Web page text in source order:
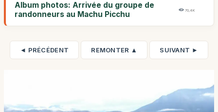
Album photos: Arrivée du groupe de
randonneurs au Machu Picchu
70,4K
◄ PRÉCÉDENT REMONTER ▲ SUIVANT ►